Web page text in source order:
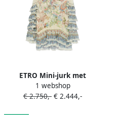
ETRO Mini-jurk met
bloemenprint en ruches
Beige
1 webshop
€ 2.750,- € 2.444,-